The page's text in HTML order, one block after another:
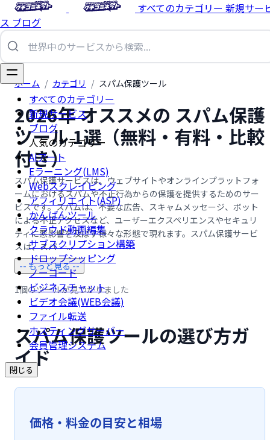
すべてのカテゴリー 新規サー
ス ブログ
すべてのカテゴリー
新規サービス
ブログ
人気のカテゴリー
AIアート
Eラーニング(LMS)
Webスクレイピング
アフィリエイト(ASP)
かんばんツール
クラウド動画編集
サブスクリプション構築
ドロップシッピング
ノーコード
ビジネスチャット
ビデオ会議(WEB会議)
ファイル転送
ホスティングサーバー
会員管理システム
閉じる
ホーム / カテゴリ / スパム保護ツール
2026年 オススメの スパム保護
ツール 1選（無料・有料・比較
付き）
スパム保護サービスは、ウェブサイトやオンラインプラットフォ
ームにおけるスパムや不正行為からの保護を提供するためのサー
ビスです。スパムは、不要な広告、スキャムメッセージ、ボット
による不正アクセスなど、ユーザーエクスペリエンスやセキュリ
ティに悪影響を及ぼす様々な形態で現れます。スパム保護サービ
スは、スパ …...
-- もっと見る --
1個のツールが見つかりました
スパム保護ツールの選び方ガ
イド
価格・料金の目安と相場